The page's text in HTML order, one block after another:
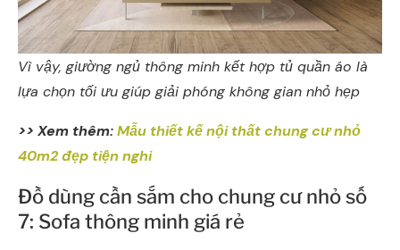
Vì vậy, giường ngủ thông minh kết hợp tủ quần áo là
lựa chọn tối ưu giúp giải phóng không gian nhỏ hẹp
>> Xem thêm:Mẫu thiết kế nội thất chung cư nhỏ
40m2 đẹp tiện nghi
Đồ dùng cần sắm cho chung cư nhỏ số
7: Sofa thông minh giá rẻ